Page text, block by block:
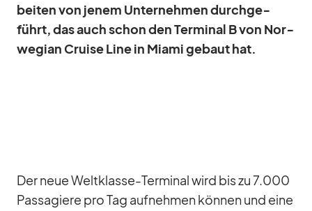
bei­ten von je­nem Un­ter­neh­men durch­ge­
führt, das auch schon den Ter­mi­nal B von Nor­
we­gian Cruise Line in Mi­ami ge­baut hat.
Der neue Welt­klasse-Ter­mi­nal wird bis zu 7.000
Pas­sa­giere pro Tag auf­neh­men kön­nen und eine